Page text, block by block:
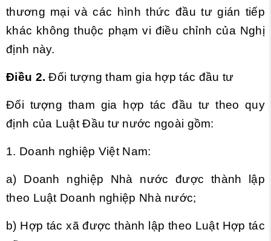
thương mại và các hình thức đầu tư gián tiếp
khác không thuộc phạm vi điều chỉnh của Nghị
định này.
Điều 2. Đối tượng tham gia hợp tác đầu tư
Đối tượng tham gia hợp tác đầu tư theo quy
định của Luật Đầu tư nước ngoài gồm:
1. Doanh nghiệp Việt Nam:
a) Doanh nghiệp Nhà nước được thành lập
theo Luật Doanh nghiệp Nhà nước;
b) Hợp tác xã được thành lập theo Luật Hợp tác